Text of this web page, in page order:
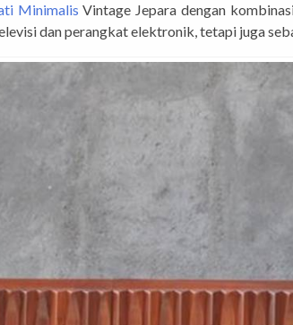
Minimalis Vintage Jepara dengan
dan perangkat elektronik, tetapi juga